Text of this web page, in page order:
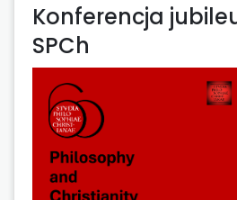
Konferencja
SPCh